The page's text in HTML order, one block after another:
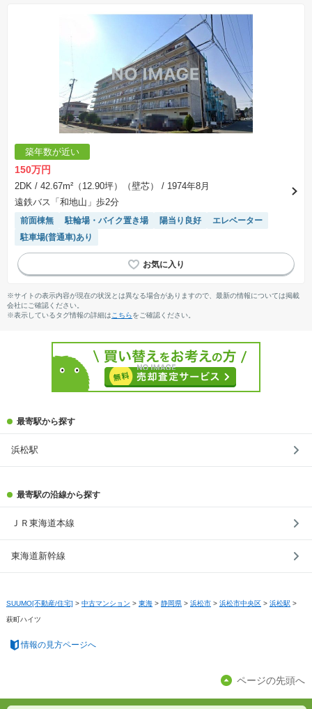
築年数が近い
150万円
2DK / 42.67m²（12.90坪）（壁芯）
/ 1974年8月
遠鉄バス「和地山」歩2分
前面棟無 駐輪場・バイク置き場 陽当り良好
エレベーター
駐車場(普通車)あり
※サイトの表示内容が現在の状況とは異なる場合がありますので、最新の情報については掲載
会社にご確認ください。
※表示しているタグ情報の詳細は こちらをご確認ください。
最寄駅から探す
浜松駅
最寄駅の沿線から探す
ＪＲ東海道本線
東海道新幹線
SUUMO[不動産/住宅] > 中古マンション > 東海 > 静岡県 > 浜松市 > 浜松市中央区 > 浜松駅 >
萩町ハイツ
情報の見方ページへ
ページの先頭へ